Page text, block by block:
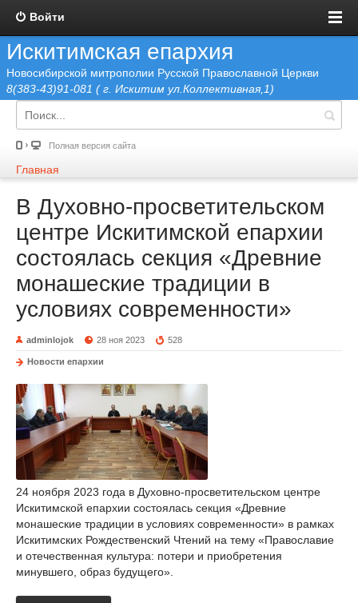
Войти
Искитимская епархия
Новосибирской митрополии Русской Православной Церкви
8(383-43)91-081 ( г. Искитим ул.Коллективная,1)
Полная версия сайта
Главная
В Духовно-просветительском
центре Искитимской епархии
состоялась секция «Древние
монашеские традиции в
условиях современности»
adminlojok 28 ноя 2023 528
Новости епархии
24 ноября 2023 года в Духовно-просветительском центре
Искитимской епархии состоялась секция «Древние
монашеские традиции в условиях современности» в рамках
Искитимских Рождественский Чтений на тему «Православие
и отечественная культура: потери и приобретения
минувшего, образ будущего».